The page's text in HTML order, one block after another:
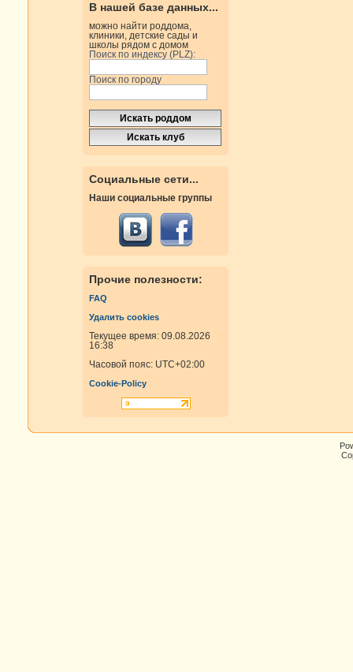
В нашей базе данных...
можно найти роддома,
клиники, детские сады и
школы рядом с домом
Поиск по индексу (PLZ):
Поиск по городу
Социальные сети...
Наши социальные группы
Прочие полезности:
FAQ
Удалить cookies
Текущее время: 09.08.2026
16:38
Часовой пояс: UTC+02:00
Cookie-Policy